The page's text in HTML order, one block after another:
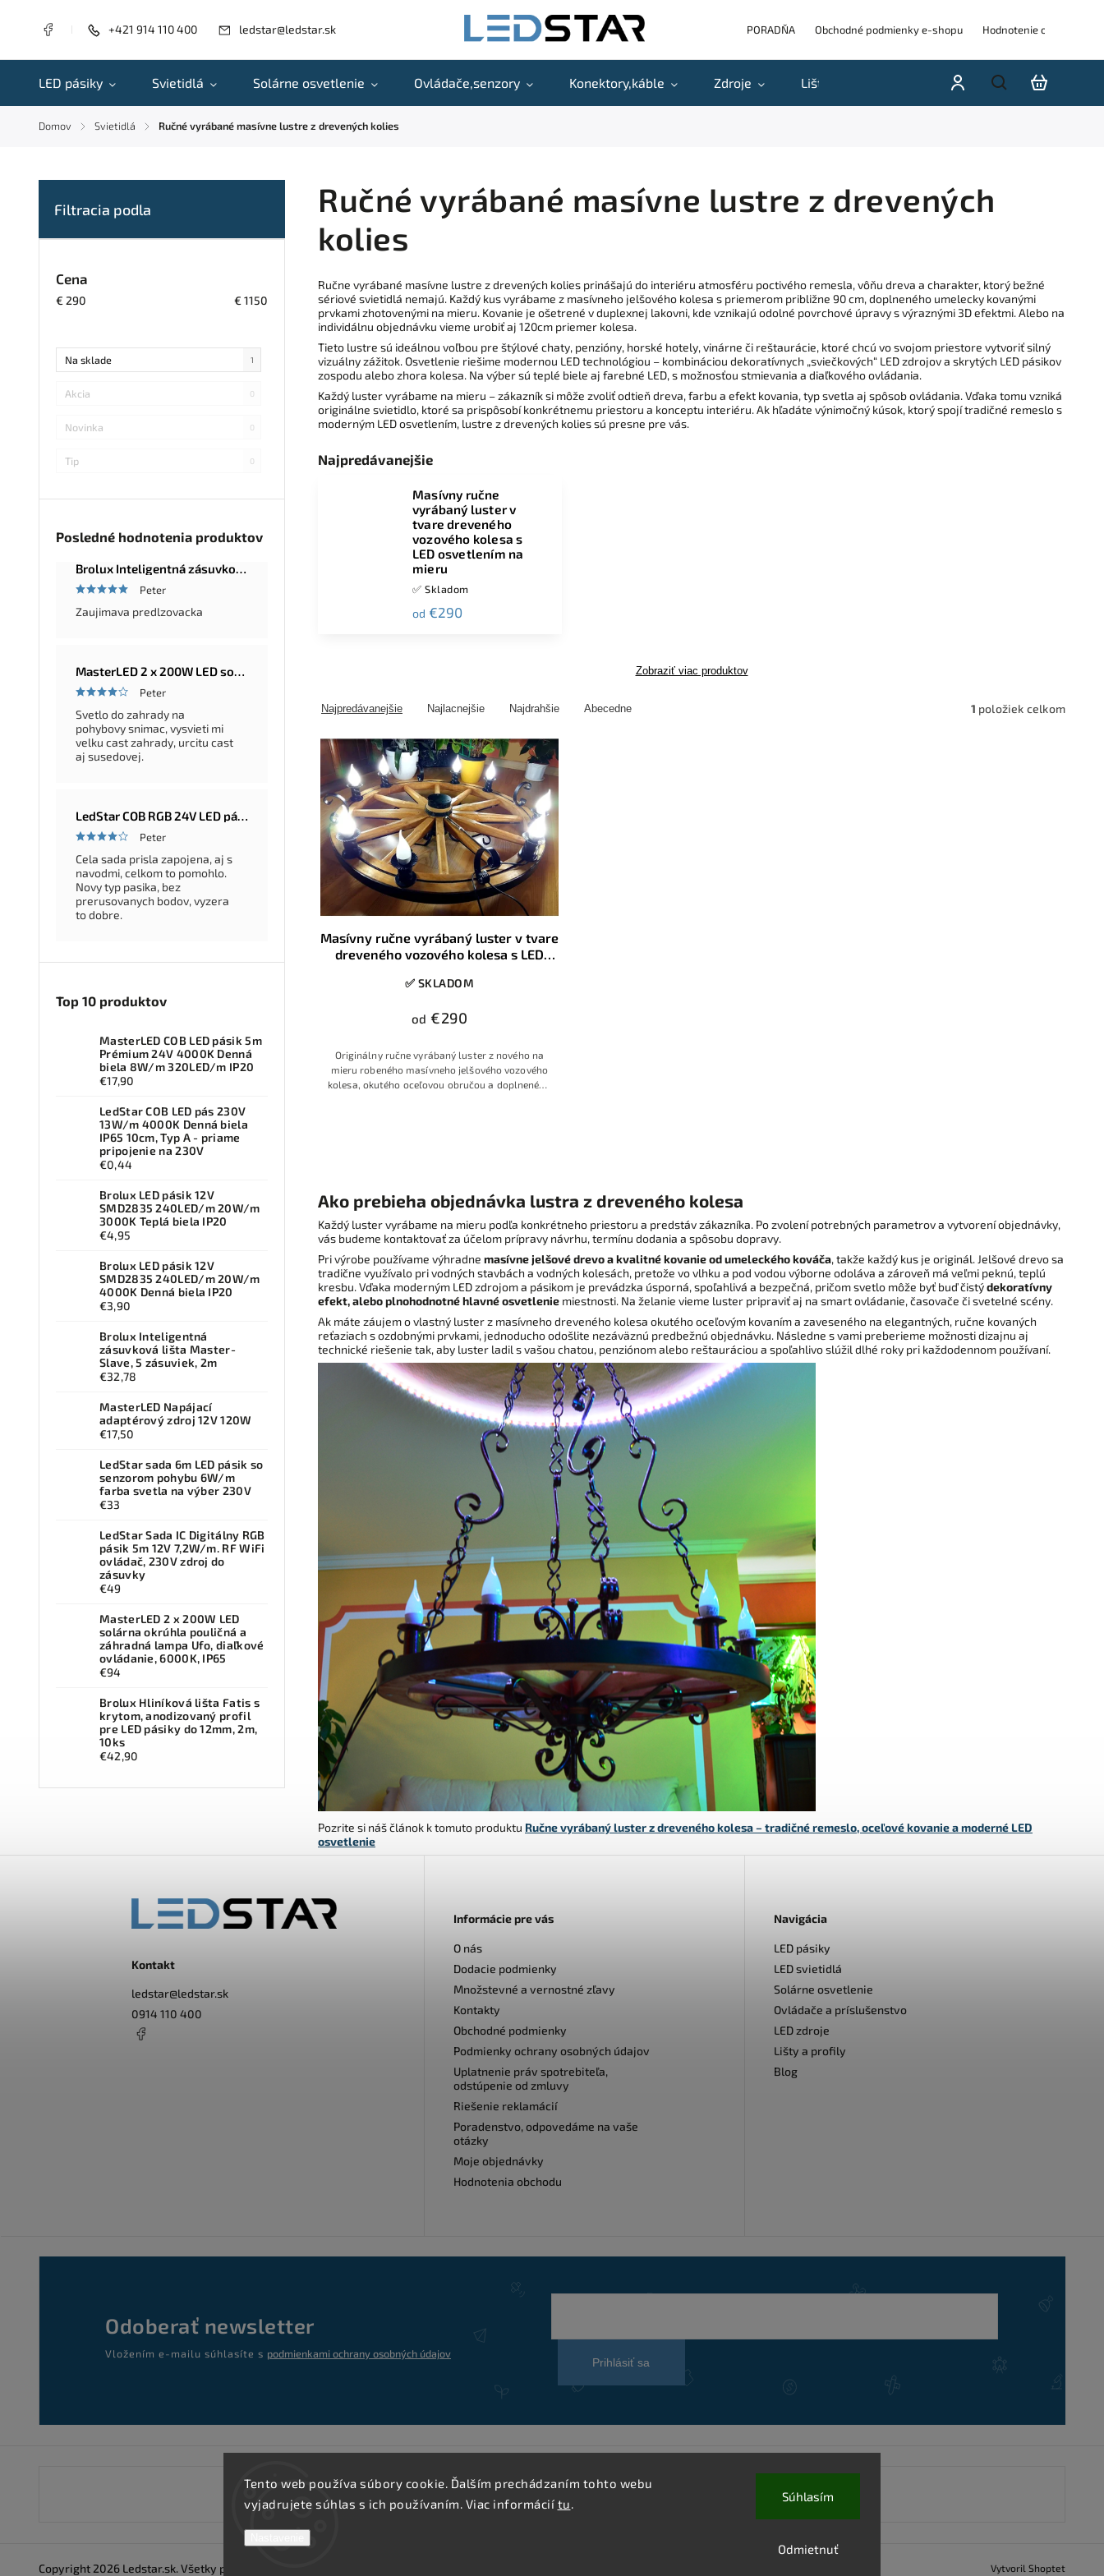
Tento web používa súbory cookie. Ďalším prechádzaním tohto webu
vyjadrujete súhlas s ich používaním. Viac informácií tu.
Odmietnuť
Súhlasím
+421 914 110 400 ledstar@ledstar.sk PORADŇA Obchodné podmienky e-shopu Hodnotenie obchodu
LED pásiky Svietidlá Solárne osvetlenie Ovládače,senzory Konektory,káble Zdroje Lišty Akcie a výpredaje Blog
Domov / Svietidlá / Ručné vyrábané masívne lustre z drevených kolies
Cena
€ 290 € 1150
Na sklade 1
Akcia 0
Novinka 0
Tip 0
Posledné hodnotenia produktov
Brolux Inteligentná zásuvková lišta Master-Slave, 5 zásuviek, 2m
Peter
Zaujimava predlzovacka
MasterLED 2 x 200W LED solárna okrúhla pouličná a záhradná lampa Ufo, diaľkové ovládanie, 6000K, IP65
Peter
Svetlo do zahrady na
pohybovy snimac, vysvieti mi
velku cast zahrady, urcitu cast
aj susedovej.
LedStar COB RGB 24V LED pásik 5–20 m – farebná LED sada so zdrojom a ovládačom na výber, konfigurátor
Peter
Cela sada prisla zapojena, aj s
navodmi, celkom to pomohlo.
Novy typ pasika, bez
prerusovanych bodov, vyzera
to dobre.
Top 10 produktov
MasterLED COB LED pásik 5m
Prémium 24V 4000K Denná
biela 8W/m 320LED/m IP20
€17,90
LedStar COB LED pás 230V
13W/m 4000K Denná biela
IP65 10cm, Typ A - priame
pripojenie na 230V
€0,44
Brolux LED pásik 12V
SMD2835 240LED/m 20W/m
3000K Teplá biela IP20
€4,95
Brolux LED pásik 12V
SMD2835 240LED/m 20W/m
4000K Denná biela IP20
€3,90
Brolux Inteligentná
zásuvková lišta Master-
Slave, 5 zásuviek, 2m
€32,78
MasterLED Napájací
adaptérový zdroj 12V 120W
€17,50
LedStar sada 6m LED pásik so
senzorom pohybu 6W/m
farba svetla na výber 230V
€33
LedStar Sada IC Digitálny RGB
pásik 5m 12V 7,2W/m. RF WiFi
ovládač, 230V zdroj do
zásuvky
€49
MasterLED 2 x 200W LED
solárna okrúhla pouličná a
záhradná lampa Ufo, diaľkové
ovládanie, 6000K, IP65
€94
Brolux Hliníková lišta Fatis s
krytom, anodizovaný profil
pre LED pásiky do 12mm, 2m,
10ks
€42,90
Ručné vyrábané masívne lustre z drevených
kolies
Ručne vyrábané masívne lustre z drevených kolies prinášajú do interiéru atmosféru poctivého remesla, vôňu dreva a charakter, ktorý bežné
sériové svietidlá nemajú. Každý kus vyrábame z masívneho jelšového kolesa s priemerom približne 90 cm, doplneného umelecky kovanými
prvkami zhotovenými na mieru. Kovanie je ošetrené v duplexnej lakovni, kde vznikajú odolné povrchové úpravy s výraznými 3D efektmi. Alebo na
individálnu objednávku vieme urobiť aj 120cm priemer kolesa.
Tieto lustre sú ideálnou voľbou pre štýlové chaty, penzióny, horské hotely, vinárne či reštaurácie, ktoré chcú vo svojom priestore vytvoriť silný
vizuálny zážitok. Osvetlenie riešime modernou LED technológiou – kombináciou dekoratívnych „sviečkových“ LED zdrojov a skrytých LED pásikov
zospodu alebo zhora kolesa. Na výber sú teplé biele aj farebné LED, s možnosťou stmievania a diaľkového ovládania.
Každý luster vyrábame na mieru – zákazník si môže zvoliť odtieň dreva, farbu a efekt kovania, typ svetla aj spôsob ovládania. Vďaka tomu vzniká
originálne svietidlo, ktoré sa prispôsobí konkrétnemu priestoru a konceptu interiéru. Ak hľadáte výnimočný kúsok, ktorý spojí tradičné remeslo s
moderným LED osvetlením, lustre z drevených kolies sú presne pre vás.
Najpredávanejšie
Masívny ručne
vyrábaný luster v
tvare dreveného
vozového kolesa s
LED osvetlením na
mieru
✅ Skladom
od €290
Zobraziť viac produktov
Najpredávanejšie Najlacnejšie Najdrahšie Abecedne 1 položiek celkom
Masívny ručne vyrábaný luster v tvare
dreveného vozového kolesa s LED
✅ SKLADOM
od €290
Originálny ručne vyrábaný luster z nového na
mieru robeného masívneho jelšového vozového
kolesa, okutého oceľovou obručou a doplneného
Ako prebieha objednávka lustra z dreveného kolesa
Každý luster vyrábame na mieru podľa konkrétneho priestoru a predstáv zákazníka. Po zvolení potrebných parametrov a vytvorení objednávky,
vás budeme kontaktovať za účelom prípravy návrhu, termínu dodania a spôsobu dopravy.
Pri výrobe používame výhradne masívne jelšové drevo a kvalitné kovanie od umeleckého kováča, takže každý kus je originál. Jelšové drevo sa
tradične využívalo pri vodných stavbách a vodných kolesách, pretože vo vlhku a pod vodou výborne odoláva a zároveň má veľmi peknú, teplú
kresbu. Vďaka moderným LED zdrojom a pásikom je prevádzka úsporná, spoľahlivá a bezpečná, pričom svetlo môže byť buď čistýdekoratívny
efekt, alebo plnohodnotné hlavné osvetlenie miestnosti. Na želanie vieme luster pripraviť aj na smart ovládanie, časovače či svetelné scény.
Ak máte záujem o vlastný luster z masívneho dreveného kolesa okutého oceľovým kovaním a zaveseného na elegantných, ručne kovaných
reťaziach s ozdobnými prvkami, jednoducho odošlite nezáväznú predbežnú objednávku. Následne s vami preberieme možnosti dizajnu aj
technické riešenie tak, aby luster ladil s vašou chatou, penziónom alebo reštauráciou a spoľahlivo slúžil dlhé roky pri každodennom používaní.
Pozrite si náš článok k tomuto produktu Ručne vyrábaný luster z dreveného kolesa – tradičné remeslo, oceľové kovanie a moderné LED
osvetlenie
Kontakt
ledstar@ledstar.sk
0914 110 400
Informácie pre vás
O nás
Dodacie podmienky
Množstevné a vernostné zľavy
Kontakty
Obchodné podmienky
Podmienky ochrany osobných údajov
Uplatnenie práv spotrebiteľa,
odstúpenie od zmluvy
Riešenie reklamácií
Poradenstvo, odpovedáme na vaše
otázky
Moje objednávky
Hodnotenia obchodu
Navigácia
LED pásiky
LED svietidlá
Solárne osvetlenie
Ovládače a príslušenstvo
LED zdroje
Lišty a profily
Blog
Odoberať newsletter
Vložením e-mailu súhlasíte s podmienkami ochrany osobných údajov
Prihlásiť sa
Vytvoril Shoptet
Copyright 2026 Ledstar.sk. Všetky práva vyhradené.